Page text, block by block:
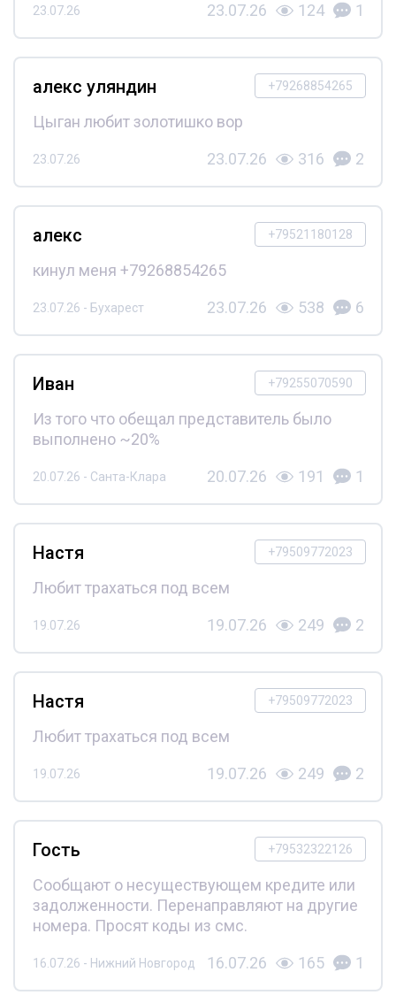
23.07.26 23.07.26 124 1
+79268854265
алекс уляндин
Цыган любит золотишко вор
23.07.26 23.07.26 316 2
+79521180128
алекс
кинул меня +79268854265
23.07.26 - Бухарест 23.07.26 538 6
+79255070590
Иван
Из того что обещал представитель было
выполнено ~20%
20.07.26 - Санта-Клара 20.07.26 191 1
+79509772023
Настя
Любит трахаться под всем
19.07.26 19.07.26 249 2
+79509772023
Настя
Любит трахаться под всем
19.07.26 19.07.26 249 2
+79532322126
Гость
Сообщают о несуществующем кредите или
задолженности. Перенаправляют на другие
номера. Просят коды из смс.
16.07.26 - Нижний Новгород 16.07.26 165 1